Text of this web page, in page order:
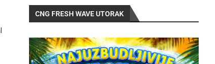
CNG FRESH WAVE UTORAK